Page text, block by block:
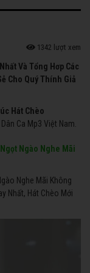
1342 lượt xem
Và Tổng Hơp Các
Cho Quý Thính Giả
Hát Chèo
Ca Mp3 Việt Nam.
Ngào Nghe Mãi
Nghe Mãi Không
Nhất, Hát Chèo Mới